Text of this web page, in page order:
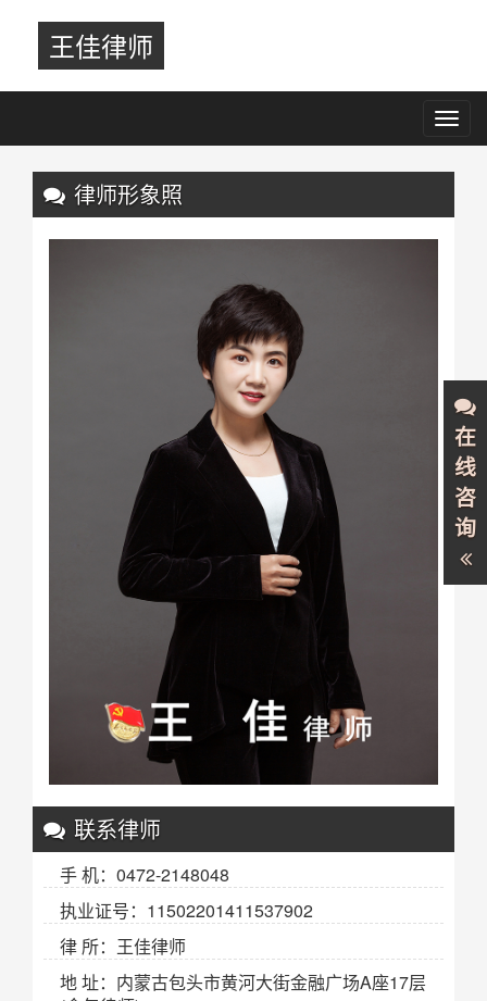
王佳律师
律师形象照
联系律师
手 机：0472-2148048
执业证号：11502201411537902
律 所：王佳律师
地 址：内蒙古包头市黄河大街金融广场A座17层
在
线
咨
询